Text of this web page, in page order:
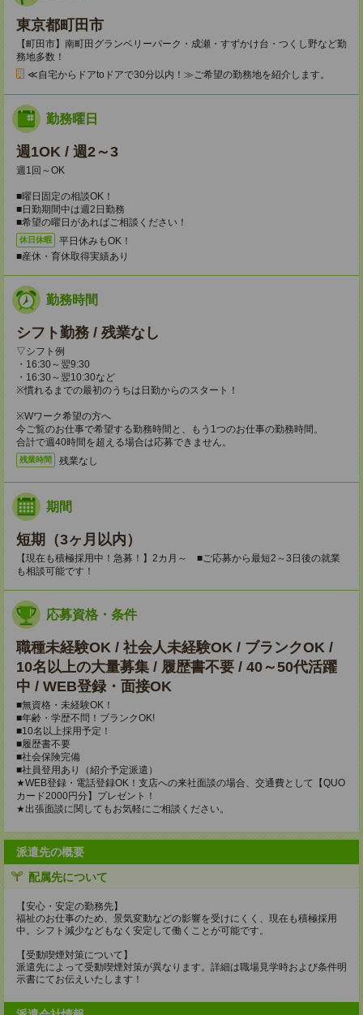
東京都町田市
【町田市】南町田グランベリーパーク・成瀬・すずかけ台・つくし野など勤
務地多数！
≪自宅からドアtoドアで30分以内！≫ご希望の勤務地を紹介します。
勤務曜日
週1OK / 週2～3
週1回～OK
■曜日固定の相談OK！
■日勤期間中は週2日勤務
■希望の曜日があればご相談ください！
休日休暇
平日休みもOK！
■産休・育休取得実績あり
勤務時間
シフト勤務 / 残業なし
▽シフト例
・16:30～翌9:30
・16:30～翌10:30など
※慣れるまでの最初のうちは日勤からのスタート！
※Wワーク希望の方へ
今ご覧のお仕事で希望する勤務時間と、もう1つのお仕事の勤務時間。
合計で週40時間を超える場合は応募できません。
残業時間 残業なし
期間
短期（3ヶ月以内）
【現在も積極採用中！急募！】2カ月～ ■ご応募から最短2～3日後の就業
も相談可能です！
応募資格・条件
職種未経験OK / 社会人未経験OK / ブランクOK /
10名以上の大量募集 / 履歴書不要 / 40～50代活躍
中 / WEB登録・面接OK
■無資格・未経験OK！
■年齢・学歴不問！ブランクOK!
■10名以上採用予定！
■履歴書不要
■社会保険完備
■社員登用あり（紹介予定派遣）
★WEB登録・電話登録OK！支店への来社面談の場合、交通費として【QUO
カード2000円分】プレゼント！
★出張面談に関してもお気軽にご相談ください。
派遣先の概要
配属先について
【安心・安定の勤務先】
福祉のお仕事のため、景気変動などの影響を受けにくく、現在も積極採用
中。シフト減少などもなく安定して働くことが可能です。
【受動喫煙対策について】
派遣先によって受動喫煙対策が異なります。詳細は職場見学時および条件明
示書にてお伝えいたします！